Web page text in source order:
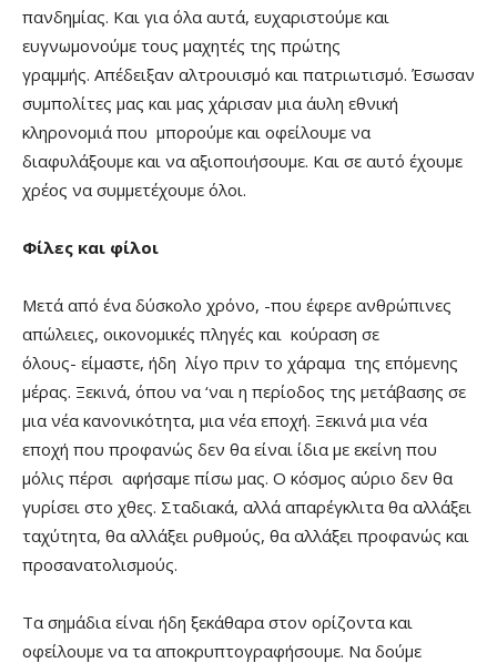
πανδημίας. Και για όλα αυτά, ευχαριστούμε και
ευγνωμονούμε τους μαχητές της πρώτης
γραμμής. Απέδειξαν αλτρουισμό και πατριωτισμό. Έσωσαν
συμπολίτες μας και μας χάρισαν μια άυλη εθνική
κληρονομιά που μπορούμε και οφείλουμε να
διαφυλάξουμε και να αξιοποιήσουμε. Και σε αυτό έχουμε
χρέος να συμμετέχουμε όλοι.
Φίλες και φίλοι
Μετά από ένα δύσκολο χρόνο, -που έφερε ανθρώπινες
απώλειες, οικονομικές πληγές και κούραση σε
όλους- είμαστε, ήδη λίγο πριν το χάραμα της επόμενης
μέρας. Ξεκινά, όπου να ‘ναι η περίοδος της μετάβασης σε
μια νέα κανονικότητα, μια νέα εποχή. Ξεκινά μια νέα
εποχή που προφανώς δεν θα είναι ίδια με εκείνη που
μόλις πέρσι αφήσαμε πίσω μας. Ο κόσμος αύριο δεν θα
γυρίσει στο χθες. Σταδιακά, αλλά απαρέγκλιτα θα αλλάξει
ταχύτητα, θα αλλάξει ρυθμούς, θα αλλάξει προφανώς και
προσανατολισμούς.
Τα σημάδια είναι ήδη ξεκάθαρα στον ορίζοντα και
οφείλουμε να τα αποκρυπτογραφήσουμε. Να δούμε